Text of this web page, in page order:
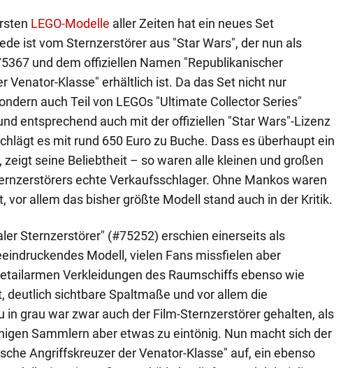
LEGO-Modelle aller Zeiten hat ein neues Set
ist vom Sternzerstörer aus "Star Wars", der nun als
und dem offiziellen Namen "Republikanischer
Venator-Klasse" erhältlich ist. Da das Set nicht nur
auch Teil von LEGOs "Ultimate Collector Series"
entsprechend auch mit der offiziellen "Star Wars"-Lizenz
es mit rund 650 Euro zu Buche. Dass es überhaupt ein
zeigt seine Beliebtheit – so waren alle kleinen und großen
echte Verkaufsschlager. Ohne Mankos waren
vor allem das bisher größte Modell stand auch in der Kritik.
Sternzerstörer" (#75252) erschien einerseits als
Modell, vielen Fans missfielen aber
Verkleidungen des Raumschiffs ebenso wie
deutlich sichtbare Spaltmaße und vor allem die
in grau war zwar auch der Film-Sternzerstörer gehalten, als
Sammlern aber etwas zu eintönig. Nun macht sich der
Angriffskreuzer der Venator-Klasse" auf, ein ebenso